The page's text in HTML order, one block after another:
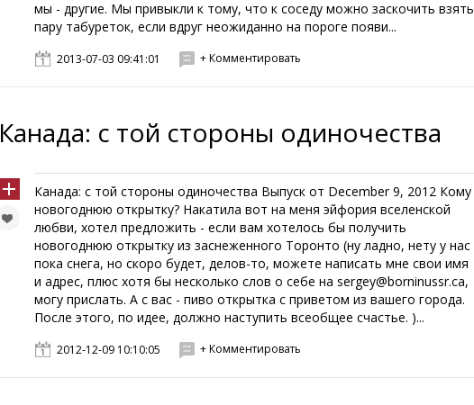
мы - другие. Мы привыкли к тому, что к соседу можно заскочить взять
пару табуреток, если вдруг неожиданно на пороге появи...
2013-07-03 09:41:01 + Комментировать
Канада: с той стороны одиночества
Канада: с той стороны одиночества Выпуск от December 9, 2012 Кому
новогоднюю открытку? Накатила вот на меня эйфория вселенской
любви, хотел предложить - если вам хотелось бы получить
новогоднюю открытку из заснеженного Торонто (ну ладно, нету у нас
пока снега, но скоро будет, делов-то, можете написать мне свои имя
и адрес, плюс хотя бы несколько слов о себе на sergey@borninussr.ca,
могу прислать. А с вас - пиво открытка с приветом из вашего города.
После этого, по идее, должно наступить всеобщее счастье. )...
2012-12-09 10:10:05 + Комментировать